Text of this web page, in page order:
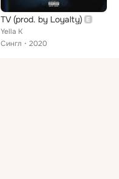
TV (prod. by Loyalty)
Yella K
Сингл
2020